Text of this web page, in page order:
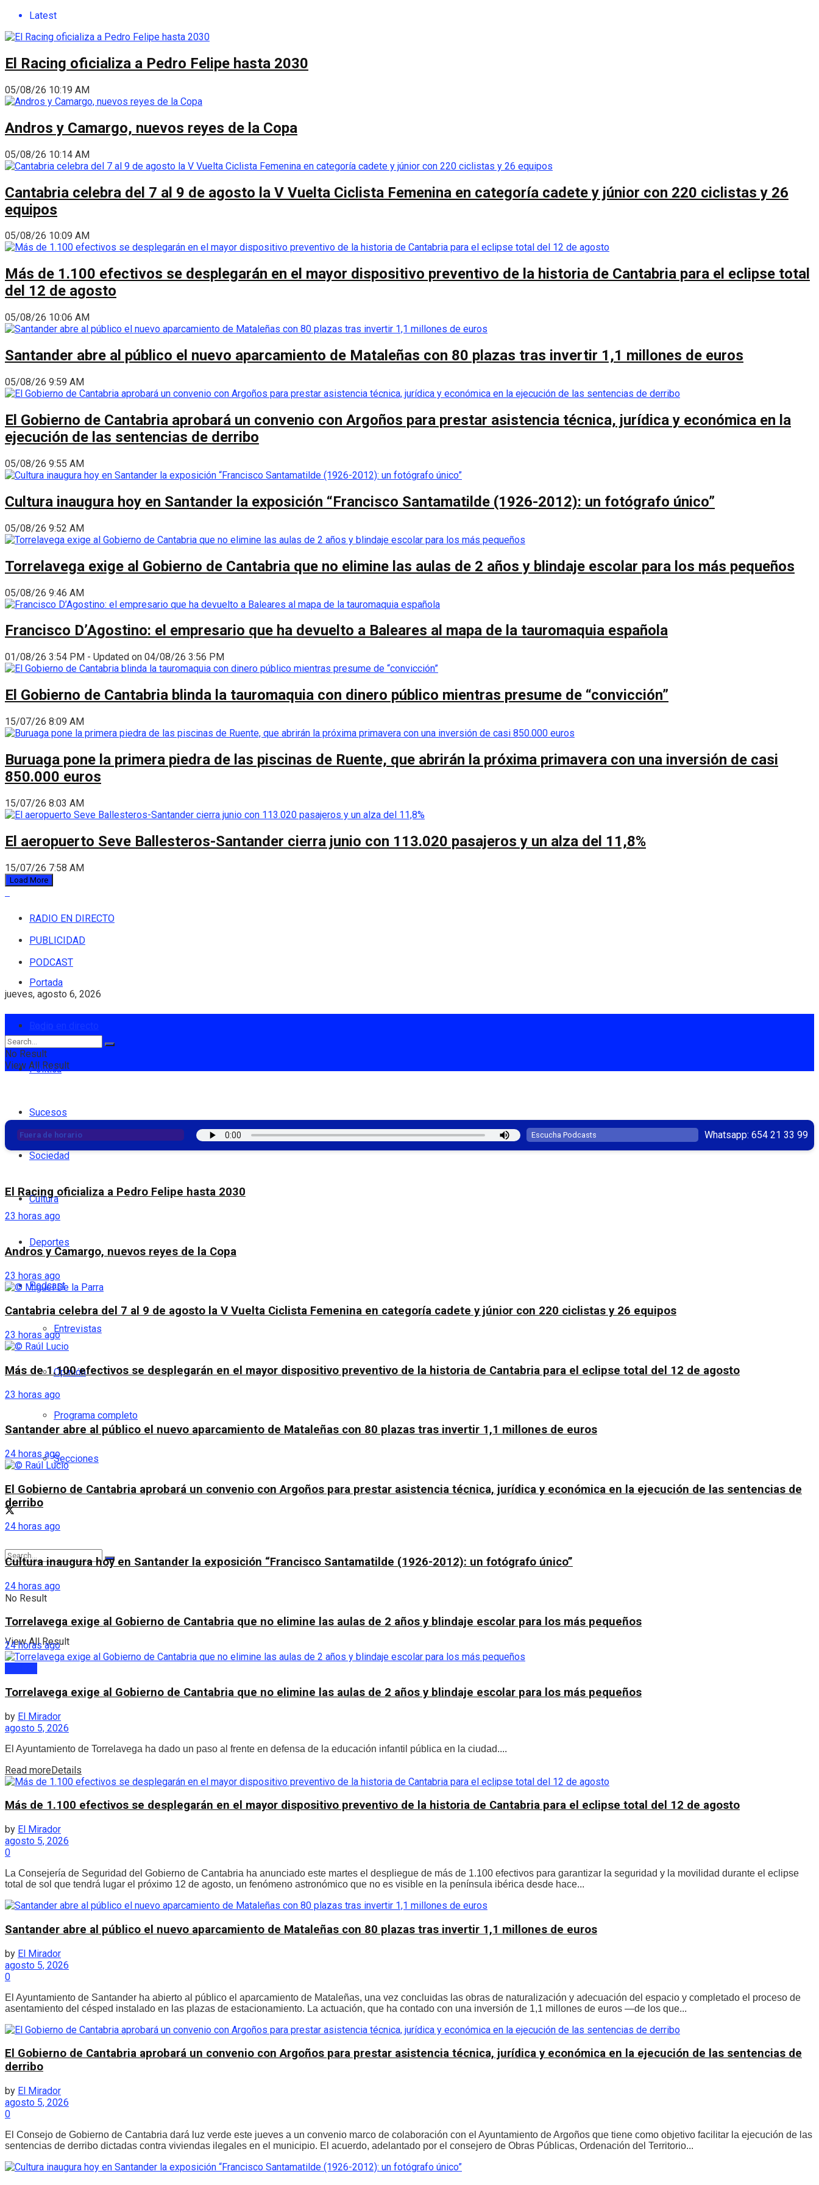
Latest
El Racing oficializa a Pedro Felipe hasta 2030
05/08/26 10:19 AM
Andros y Camargo, nuevos reyes de la Copa
05/08/26 10:14 AM
Cantabria celebra del 7 al 9 de agosto la V Vuelta Ciclista Femenina en categoría cadete y júnior con 220 ciclistas y 26
equipos
05/08/26 10:09 AM
Más de 1.100 efectivos se desplegarán en el mayor dispositivo preventivo de la historia de Cantabria para el eclipse total
del 12 de agosto
05/08/26 10:06 AM
Santander abre al público el nuevo aparcamiento de Mataleñas con 80 plazas tras invertir 1,1 millones de euros
05/08/26 9:59 AM
El Gobierno de Cantabria aprobará un convenio con Argoños para prestar asistencia técnica, jurídica y económica en la
ejecución de las sentencias de derribo
05/08/26 9:55 AM
Cultura inaugura hoy en Santander la exposición “Francisco Santamatilde (1926-2012): un fotógrafo único”
05/08/26 9:52 AM
Torrelavega exige al Gobierno de Cantabria que no elimine las aulas de 2 años y blindaje escolar para los más pequeños
05/08/26 9:46 AM
Francisco D’Agostino: el empresario que ha devuelto a Baleares al mapa de la tauromaquia española
01/08/26 3:54 PM - Updated on 04/08/26 3:56 PM
El Gobierno de Cantabria blinda la tauromaquia con dinero público mientras presume de “convicción”
15/07/26 8:09 AM
Buruaga pone la primera piedra de las piscinas de Ruente, que abrirán la próxima primavera con una inversión de casi
850.000 euros
15/07/26 8:03 AM
El aeropuerto Seve Ballesteros-Santander cierra junio con 113.020 pasajeros y un alza del 11,8%
15/07/26 7:58 AM
Load More
RADIO EN DIRECTO
PUBLICIDAD
PODCAST
jueves, agosto 6, 2026
Portada
Política
Sucesos
Sociedad
Cultura
Deportes
Podcast
Entrevistas
Opinión
Programa completo
Secciones
No Result
View All Result
No Result
View All Result
Fuera de horario Escucha Podcasts Whatsapp: 654 21 33 99
El Racing oficializa a Pedro Felipe hasta 2030
23 horas ago
Andros y Camargo, nuevos reyes de la Copa
23 horas ago
Cantabria celebra del 7 al 9 de agosto la V Vuelta Ciclista Femenina en categoría cadete y júnior con 220 ciclistas y 26 equipos
23 horas ago
Más de 1.100 efectivos se desplegarán en el mayor dispositivo preventivo de la historia de Cantabria para el eclipse total del 12 de agosto
23 horas ago
Santander abre al público el nuevo aparcamiento de Mataleñas con 80 plazas tras invertir 1,1 millones de euros
24 horas ago
El Gobierno de Cantabria aprobará un convenio con Argoños para prestar asistencia técnica, jurídica y económica en la ejecución de las sentencias de
derribo
24 horas ago
Cultura inaugura hoy en Santander la exposición “Francisco Santamatilde (1926-2012): un fotógrafo único”
24 horas ago
Torrelavega exige al Gobierno de Cantabria que no elimine las aulas de 2 años y blindaje escolar para los más pequeños
24 horas ago
Torrelavega exige al Gobierno de Cantabria que no elimine las aulas de 2 años y blindaje escolar para los más pequeños
by El Mirador
agosto 5, 2026
El Ayuntamiento de Torrelavega ha dado un paso al frente en defensa de la educación infantil pública en la ciudad....
Read moreDetails
Más de 1.100 efectivos se desplegarán en el mayor dispositivo preventivo de la historia de Cantabria para el eclipse total del 12 de agosto
by El Mirador
agosto 5, 2026
0
La Consejería de Seguridad del Gobierno de Cantabria ha anunciado este martes el despliegue de más de 1.100 efectivos para garantizar la seguridad y la movilidad durante el eclipse
total de sol que tendrá lugar el próximo 12 de agosto, un fenómeno astronómico que no es visible en la península ibérica desde hace...
Santander abre al público el nuevo aparcamiento de Mataleñas con 80 plazas tras invertir 1,1 millones de euros
by El Mirador
agosto 5, 2026
0
El Ayuntamiento de Santander ha abierto al público el aparcamiento de Mataleñas, una vez concluidas las obras de naturalización y adecuación del espacio y completado el proceso de
asentamiento del césped instalado en las plazas de estacionamiento. La actuación, que ha contado con una inversión de 1,1 millones de euros —de los que...
El Gobierno de Cantabria aprobará un convenio con Argoños para prestar asistencia técnica, jurídica y económica en la ejecución de las sentencias de
derribo
by El Mirador
agosto 5, 2026
0
El Consejo de Gobierno de Cantabria dará luz verde este jueves a un convenio marco de colaboración con el Ayuntamiento de Argoños que tiene como objetivo facilitar la ejecución de las
sentencias de derribo dictadas contra viviendas ilegales en el municipio. El acuerdo, adelantado por el consejero de Obras Públicas, Ordenación del Territorio...